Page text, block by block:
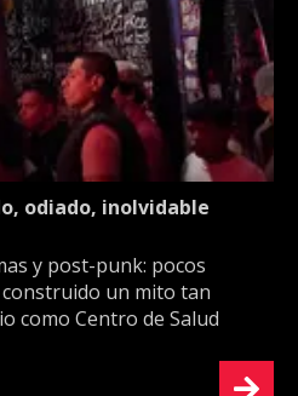
odiado, inolvidable
y post-punk: pocos
un mito tan
como Centro de Salud